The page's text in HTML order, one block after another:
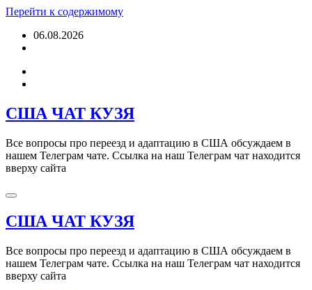
Перейти к содержимому
06.08.2026
США ЧАТ КУЗЯ
Все вопросы про переезд и адаптацию в США обсуждаем в
нашем Телеграм чате. Ссылка на наш Телеграм чат находится
вверху сайта
США ЧАТ КУЗЯ
Все вопросы про переезд и адаптацию в США обсуждаем в
нашем Телеграм чате. Ссылка на наш Телеграм чат находится
вверху сайта